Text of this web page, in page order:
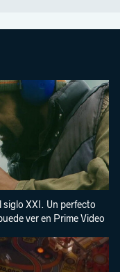
siglo XXI. Un perfecto
ver en Prime Video